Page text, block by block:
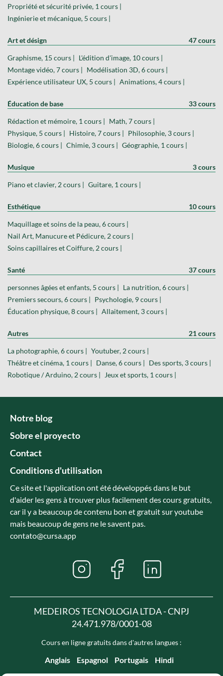
Propriété et sécurité privée, 1 cours |
Ingénierie et mécanique, 5 cours |
Art et désign 47 cours
Graphisme, 15 cours | L'édition d'image, 10 cours |
Montage vidéo, 7 cours | Modélisation 3D, 6 cours |
Expérience utilisateur UX, 5 cours | Animations, 4 cours |
Éducation de base 33 cours
Rédaction et mémoire, 1 cours | Math, 7 cours |
Physique, 5 cours | Histoire, 7 cours | Philosophie, 3 cours |
Biologie, 6 cours | Chimie, 3 cours | Géographie, 1 cours |
Musique 3 cours
Piano et clavier, 2 cours | Guitare, 1 cours |
Esthétique 10 cours
Maquillage et soins de la peau, 6 cours |
Nail Art, Manucure et Pédicure, 2 cours |
Soins capillaires et Coiffure, 2 cours |
Santé 37 cours
personnes âgées et enfants, 5 cours | La nutrition, 6 cours |
Premiers secours, 6 cours | Psychologie, 9 cours |
Éducation physique, 8 cours | Allaitement, 3 cours |
Autres 21 cours
La photographie, 6 cours | Youtuber, 2 cours |
Théâtre et cinéma, 1 cours | Danse, 6 cours | Des sports, 3 cours |
Robotique / Arduino, 2 cours |
Jeux et sports, 1 cours |
Notre blog
Sobre el proyecto
Contact
Conditions d'utilisation
Ce site et l'application ont été développés dans le but
d'aider les gens à trouver plus facilement des cours gratuits,
car il y a beaucoup de contenu bon et gratuit sur youtube
mais beaucoup de gens ne le savent pas.
contato@cursa.app
MEDEIROS TECNOLOGIA LTDA - CNPJ
24.471.978/0001-08
Cours en ligne gratuits dans d'autres langues :
Anglais Espagnol Portugais Hindi